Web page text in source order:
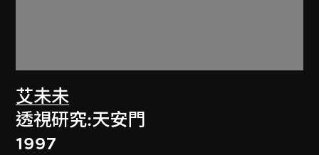
艾未未
透視研究:天安門
1997